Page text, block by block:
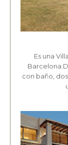
Es una
con baño,